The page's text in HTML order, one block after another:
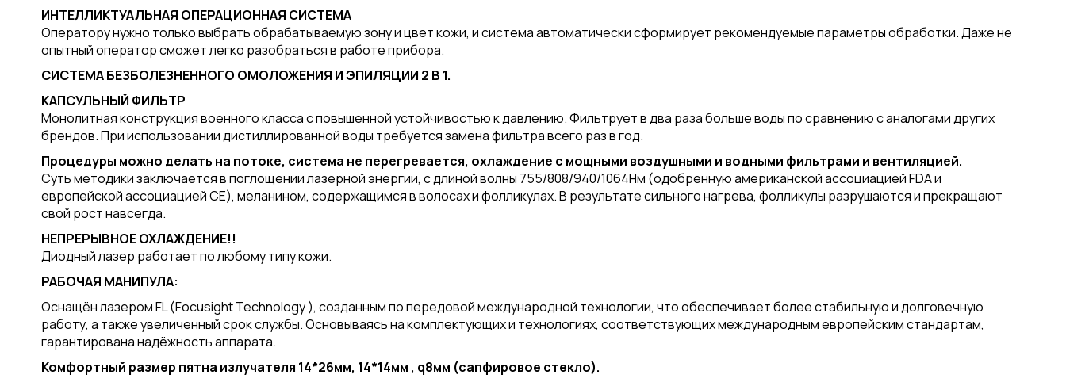
ИНТЕЛЛИКТУАЛЬНАЯ ОПЕРАЦИОННАЯ СИСТЕМА
Оператору нужно только выбрать обрабатываемую зону и цвет кожи, и система автоматически сформирует рекомендуемые параметры обработки. Даже не
опытный оператор сможет легко разобраться в работе прибора.
СИСТЕМА БЕЗБОЛЕЗНЕННОГО ОМОЛОЖЕНИЯ И ЭПИЛЯЦИИ 2 В 1.
КАПСУЛЬНЫЙ ФИЛЬТР
Монолитная конструкция военного класса с повышенной устойчивостью к давлению. Фильтрует в два раза больше воды по сравнению с аналогами других
брендов. При использовании дистиллированной воды требуется замена фильтра всего раз в год.
Процедуры можно делать на потоке, система не перегревается, охлаждение с мощными воздушными и водными фильтрами и вентиляцией.
Суть методики заключается в поглощении лазерной энергии, с длиной волны 755/808/940/1064Нм (одобренную американской ассоциацией FDA и
европейской ассоциацией СЕ), меланином, содержащимся в волосах и фолликулах. В результате сильного нагрева, фолликулы разрушаются и прекращают
свой рост навсегда.
НЕПРЕРЫВНОЕ ОХЛАЖДЕНИЕ!!
Диодный лазер работает по любому типу кожи.
РАБОЧАЯ МАНИПУЛА:
Оснащён лазером FL (Focusight Technology ), созданным по передовой международной технологии, что обеспечивает более стабильную и долговечную
работу, а также увеличенный срок службы. Основываясь на комплектующих и технологиях, соответствующих международным европейским стандартам,
гарантирована надёжность аппарата.
Комфортный размер пятна излучателя 14*26мм, 14*14мм , q8мм (сапфировое стекло).